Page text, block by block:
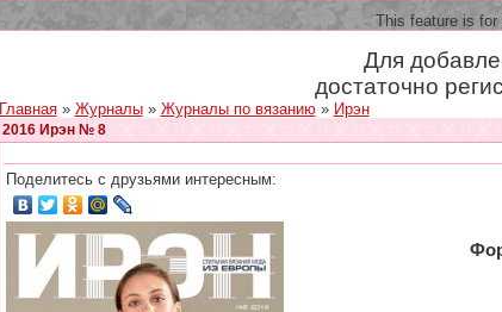
This feature is
Для
достаточно
Главная» Журналы» Журналы по вязанию» Ирэн
2016 Ирэн № 8
Поделитесь с друзьями интересным: